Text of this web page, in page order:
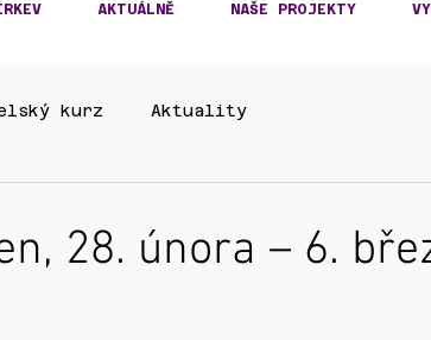
AKTUÁLNĚ NAŠE PROJEKTY
kurz Aktuality
28. února – 6.